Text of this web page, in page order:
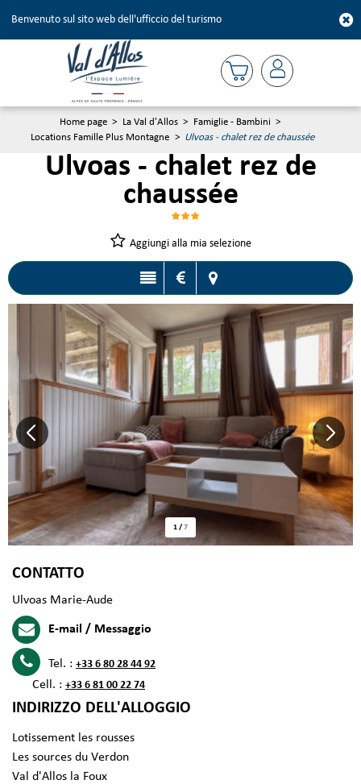
Benvenuto sul sito web dell'ufficcio del turismo
Home page > La Val d'Allos > Famiglie - Bambini >
Locations Famille Plus Montagne > Ulvoas - chalet rez de chaussée
Ulvoas - chalet rez de
chaussée
Aggiungi alla mia selezione
1/7
CONTATTO
Ulvoas Marie-Aude
E-mail / Messaggio
Tel. : +33 6 80 28 44 92
Cell. : +33 6 81 00 22 74
INDIRIZZO DELL'ALLOGGIO
Lotissement les rousses
Les sources du Verdon
Val d'Allos la Foux